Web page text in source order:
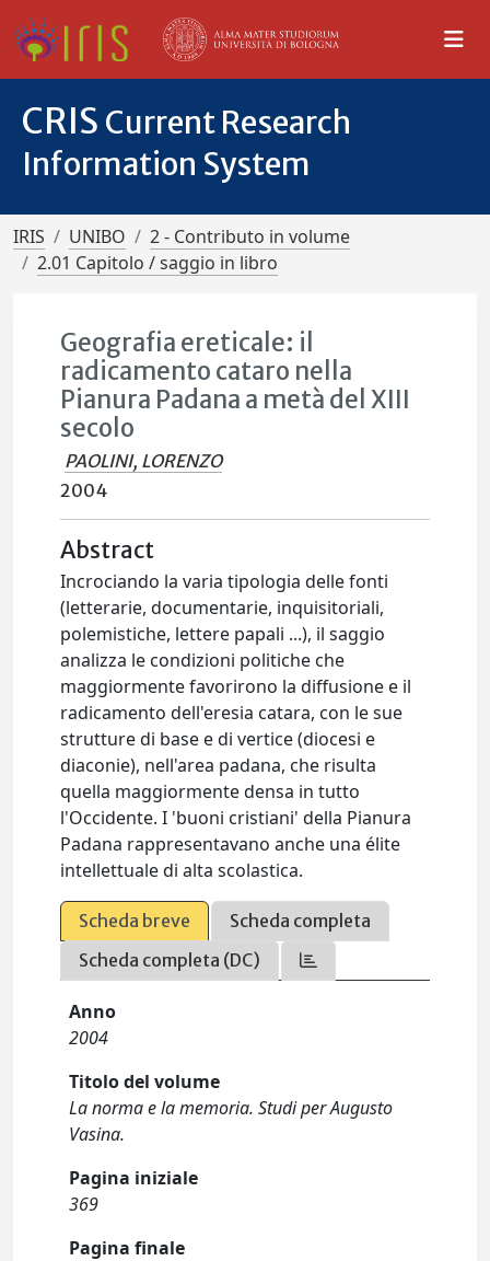
CRIS Current Research
Information System
IRIS UNIBO
2 - Contributo in volume
2.01 Capitolo / saggio in libro
Geografia ereticale: il
radicamento cataro nella
Pianura Padana a metà del XIII
secolo
PAOLINI, LORENZO
2004
Abstract
Incrociando la varia tipologia delle fonti
(letterarie, documentarie, inquisitoriali,
polemistiche, lettere papali ...), il saggio
analizza le condizioni politiche che
maggiormente favorirono la diffusione e il
radicamento dell'eresia catara, con le sue
strutture di base e di vertice (diocesi e
diaconie), nell'area padana, che risulta
quella maggiormente densa in tutto
l'Occidente. I 'buoni cristiani' della Pianura
Padana rappresentavano anche una élite
intellettuale di alta scolastica.
Scheda breve
Scheda completa
Scheda completa (DC)
Anno
2004
Titolo del volume
La norma e la memoria. Studi per Augusto
Vasina.
Pagina iniziale
369
Pagina finale